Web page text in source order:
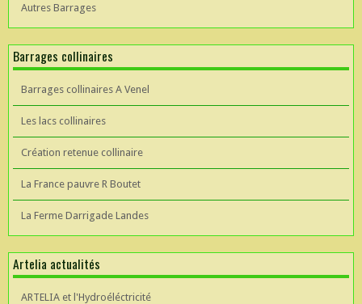
Autres Barrages
Barrages collinaires
Barrages collinaires A Venel
Les lacs collinaires
Création retenue collinaire
La France pauvre R Boutet
La Ferme Darrigade Landes
Artelia actualités
ARTELIA et l'Hydroéléctricité